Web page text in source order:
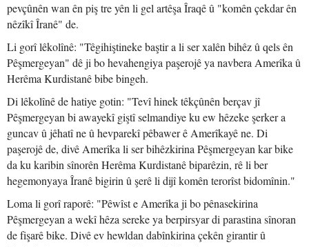
pevçûnên wan ên piş tre yên li gel artêşa Îraqê û "komên çekdar ên
nêzîkî Îranê" de.
Li gorî lêkolînê: "Têgihiştineke baştir a li ser xalên bihêz û qels ên
Pêşmergeyan" dê ji bo hevahengiya paşerojê ya navbera Amerîka û
Herêma Kurdistanê bibe bingeh.
Di lêkolînê de hatiye gotin: "Tevî hinek têkçûnên berçav jî
Pêşmergeyan bi awayekî giştî selmandiye ku ew hêzeke şerker a
guncav û jêhatî ne û hevparekî pêbawer ê Amerîkayê ne. Di
paşerojê de, divê Amerîka li ser bihêzkirina Pêşmergeyan kar bike
da ku karibin sînorên Herêma Kurdistanê biparêzin, rê li ber
hegemonyaya Îranê bigirin û şerê li dijî komên terorîst bidomînin."
Loma li gorî raporê: "Pêwîst e Amerîka ji bo pênasekirina
Pêşmergeyan a wekî hêza sereke ya berpirsyar di parastina sînoran
de fişarê bike. Divê ev hewldan dabînkirina çekên girantir û